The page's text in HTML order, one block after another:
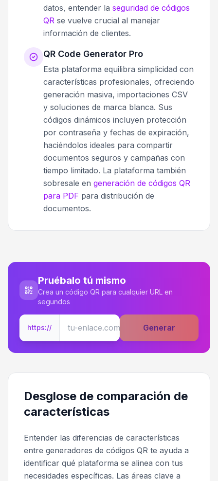
datos, entender la seguridad de códigos
QR se vuelve crucial al manejar
información de clientes.
QR Code Generator Pro
Esta plataforma equilibra simplicidad con
características profesionales, ofreciendo
generación masiva, importaciones CSV
y soluciones de marca blanca. Sus
códigos dinámicos incluyen protección
por contraseña y fechas de expiración,
haciéndolos ideales para compartir
documentos seguros y campañas con
tiempo limitado. La plataforma también
sobresale en generación de códigos QR
para PDF para distribución de
documentos.
Pruébalo tú mismo
Crea un código QR para cualquier URL en
segundos
https:// Generar
Desglose de comparación de
características
Entender las diferencias de características
entre generadores de códigos QR te ayuda a
identificar qué plataforma se alinea con tus
necesidades específicas. Las áreas clave a